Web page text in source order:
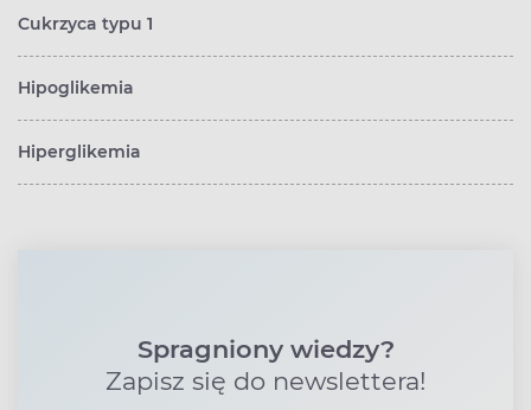
Cukrzyca typu 1
Hipoglikemia
Hiperglikemia
Spragniony wiedzy?
Zapisz się do newslettera!